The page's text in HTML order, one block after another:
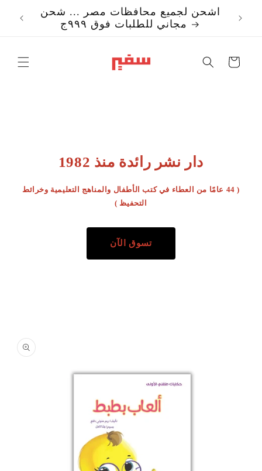
إلى
المحتوى
اشحن لجميع محافظات مصر ... شحن
مجاني للطلبات فوق ٩٩٩ج
Translation
دار نشر رائدة منذ 1982
( 44 عامًا من العطاء في كتب الأطفال والمناهج التعليمية وخرائط
التحفيظ )
تسوق الآن
إلى
معلومات
المنتج